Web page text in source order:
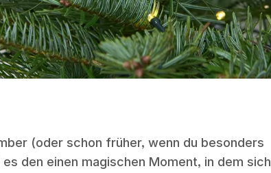
(oder schon früher, wenn du besonders
den einen magischen Moment, in dem sich